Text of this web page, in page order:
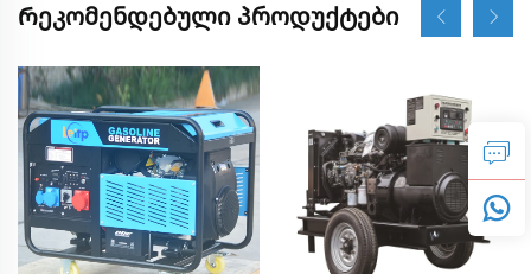
Რეკომენდებული პროდუქტები